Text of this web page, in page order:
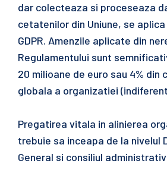
dar colecteaza si proceseaza
cetatenilor din Uniune, se
GDPR. Amenzile aplicate din
Regulamentului sunt
20 milioane de euro sau 4% din
globala a organizatiei
Pregatirea vitala in alinierea
trebuie sa inceapa de la nivelul
General si consiliul